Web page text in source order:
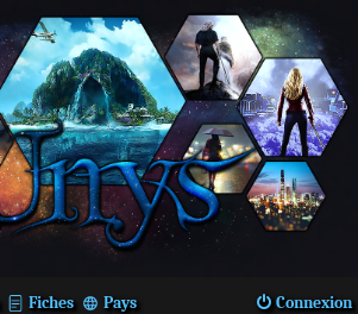
Fiches Pays Connexion